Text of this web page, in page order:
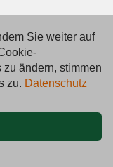
Sie weiter auf
ändern, stimmen
zu. Datenschutz